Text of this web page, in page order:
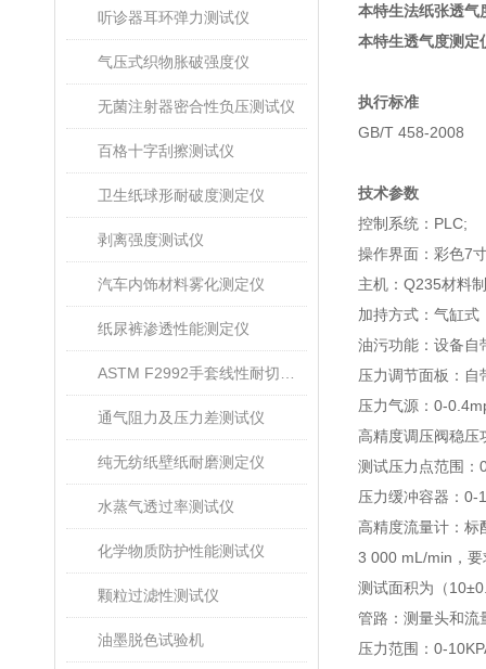
听诊器耳环弹力测试仪
气压式织物胀破强度仪
无菌注射器密合性负压测试仪
百格十字刮擦测试仪
卫生纸球形耐破度测定仪
剥离强度测试仪
汽车内饰材料雾化测定仪
纸尿裤渗透性能测定仪
通气阻力及压力差测试仪
纯无纺纸壁纸耐磨测定仪
水蒸气透过率测试仪
化学物质防护性能测试仪
颗粒过滤性测试仪
油墨脱色试验机
本特生法纸张透气
本特生透气度测定
执行标准
GB/T 458-2008
技术参数
控制系统：PLC;
操作界面：彩色7
主机：Q235材料
加持方式：气缸式
油污功能：设备自
压力调节面板：自
压力气源：0-
高精度调压阀稳压
测试压力点范围
压力缓冲容器：0-
高精度流量计：
3 000 mL/min，
测试面积为（
管路：测量头和流
压力范围：0-